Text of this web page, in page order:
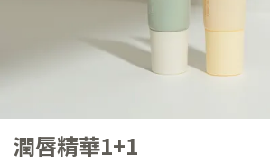
潤唇精華1+1